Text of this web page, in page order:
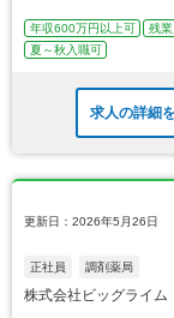
年収600万円以上可 残
夏～秋入職可
求人の詳細
更新日：2026年5月26日
正社員 調剤薬局
株式会社ビッグライ